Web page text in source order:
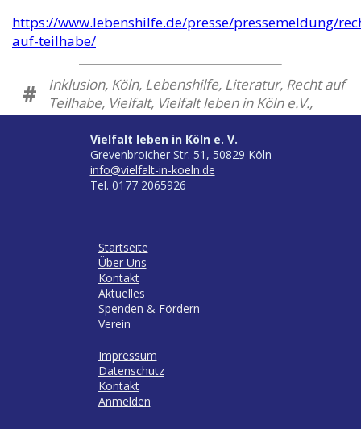
https://www.lebenshilfe.de/presse/pressemeldung/
auf-teilhabe/
#
Inklusion, Köln, Lebenshilfe, Literatur, Recht auf
Teilhabe, Vielfalt, Vielfalt leben in Köln e.V.,
Vielfalt leben in Köln e. V.
Grevenbroicher Str. 51, 50829 Köln
info@vielfalt-in-koeln.de
Tel. 0177 2065926
Startseite
Über Uns
Kontakt
Aktuelles
Spenden & Fördern
Verein
Impressum
Datenschutz
Kontakt
Anmelden